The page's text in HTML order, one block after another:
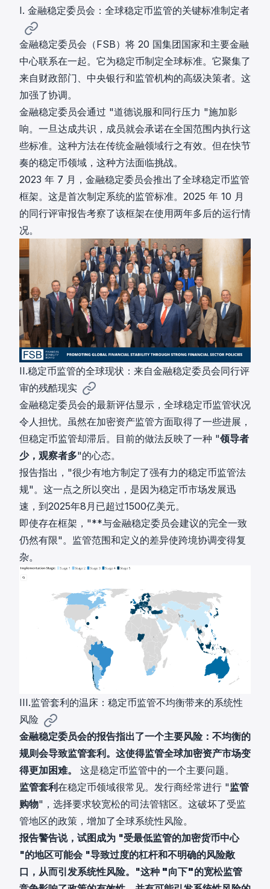
I. 金融稳定委员会：全球稳定币监管的关键标准制定者
金融稳定委员会（FSB）将 20 国集团国家和主要金融
中心联系在一起。它为稳定币制定全球标准。它聚集了
来自财政部门、中央银行和监管机构的高级决策者。这
加强了协调。
金融稳定委员会通过 "道德说服和同行压力 "施加影
响。一旦达成共识，成员就会承诺在全国范围内执行这
些标准。这种方法在传统金融领域行之有效。但在快节
奏的稳定币领域，这种方法面临挑战。
2023 年 7 月，金融稳定委员会推出了全球稳定币监管
框架。这是首次制定系统的监管标准。2025 年 10 月
的同行评审报告考察了该框架在使用两年多后的运行情
况。
II.稳定币监管的全球现状：来自金融稳定委员会同行评
审的残酷现实
金融稳定委员会的最新评估显示，全球稳定币监管状况
令人担忧。虽然在加密资产监管方面取得了一些进展，
但稳定币监管却滞后。目前的做法反映了一种 "领导者
少，观察者多"的心态。
报告指出，"很少有地方制定了强有力的稳定币监管法
规"。这一点之所以突出，是因为稳定币市场发展迅
速，到2025年8月已超过1500亿美元。
即使存在框架，"**与金融稳定委员会建议的完全一致
仍然有限"。监管范围和定义的差异使跨境协调变得复
杂。
III.监管套利的温床：稳定币监管不均衡带来的系统性
风险
金融稳定委员会的报告指出了一个主要风险：不均衡的
规则会导致监管套利。这使得监管全球加密资产市场变
得更加困难。
这是稳定币监管中的一个主要问题。
监管套利在稳定币领域很常见。发行商经常进行 "监管
购物"，选择要求较宽松的司法管辖区。这破坏了受监
管地区的政策，增加了全球系统性风险。
报告警告说，试图成为 "受最低监管的加密货币中心
"的地区可能会 "导致过度的杠杆和不明确的风险敞
口，从而引发系统性风险。"这种 "向下"的宽松监管